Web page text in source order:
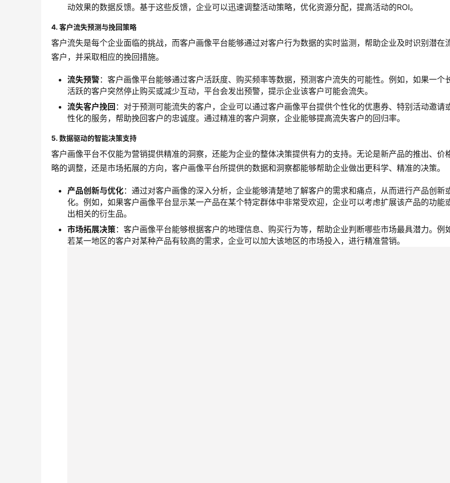
动效果的数据反馈。基于这些反馈，企业可以迅速调整活动策略，优化资源分配，提高活动的ROI。
4. 客户流失预测与挽回策略
客户流失是每个企业面临的挑战，而客户画像平台能够通过对客户行为数据的实时监测，帮助企业及时识别潜在
客户，并采取相应的挽回措施。
流失预警：客户画像平台能够通过客户活跃度、购买频率等数据，预测客户流失的可能性。例如，如果一个
活跃的客户突然停止购买或减少互动，平台会发出预警，提示企业该客户可能会流失。
流失客户挽回 ：对于预测可能流失的客户，企业可以通过客户画像平台提供个性化的优惠券、特别活动邀请
性化的服务，帮助挽回客户的忠诚度。通过精准的客户洞察，企业能够提高流失客户的回归率。
5. 数据驱动的智能决策支持
客户画像平台不仅能为营销提供精准的洞察，还能为企业的整体决策提供有力的支持。无论是新产品的推出、价
略的调整，还是市场拓展的方向，客户画像平台所提供的数据和洞察都能够帮助企业做出更科学、精准的决策。
产品创新与优化：通过对客户画像的深入分析，企业能够清楚地了解客户的需求和痛点，从而进行产品创新
化。例如，如果客户画像平台显示某一产品在某个特定群体中非常受欢迎，企业可以考虑扩展该产品的功能
出相关的衍生品。
市场拓展决策：客户画像平台能够根据客户的地理信息、购买行为等，帮助企业判断哪些市场最具潜力。例如
若某一地区的客户对某种产品有较高的需求，企业可以加大该地区的市场投入，进行精准营销。